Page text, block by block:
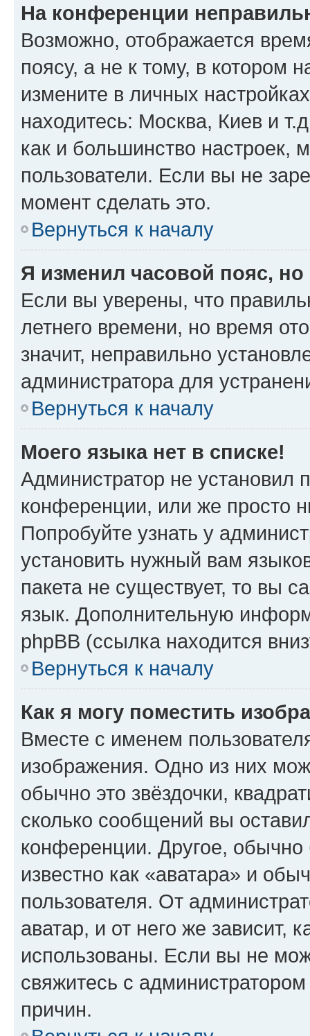
На конференции
Возможно, отображается
поясу, а не к тому, в котором
измените в личных
находитесь: Москва, Киев и
как и большинство настроек,
пользователи. Если вы не
момент сделать это.
Вернуться к началу
Я изменил часовой пояс,
Если вы уверены, что
летнего времени, но время
значит, неправильно
администратора для
Вернуться к началу
Моего языка нет в списке!
Администратор не установил
конференции, или же просто
Попробуйте узнать у
установить нужный вам
пакета не существует, то вы
язык. Дополнительную
phpBB (ссылка находится
Вернуться к началу
Как я могу поместить
Вместе с именем
изображения. Одно из них
обычно это звёздочки,
сколько сообщений вы
конференции. Другое,
известно как «аватара» и
пользователя. От
аватар, и от него же зависит,
использованы. Если вы не
свяжитесь с
причин.